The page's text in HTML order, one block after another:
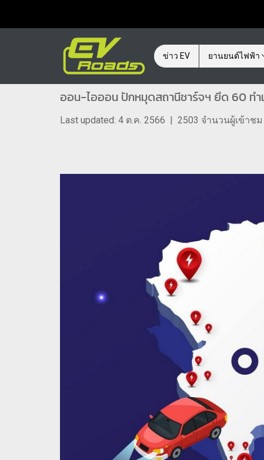
ข่าว EV ยานยนต์ไฟฟ้า
ออน-ไอออน ปักหมุดสถานีชาร์จฯ ยึด 60 ทำ
Last updated: 4 ต.ค. 2566 | 2503 จำนวนผู้เข้าชม